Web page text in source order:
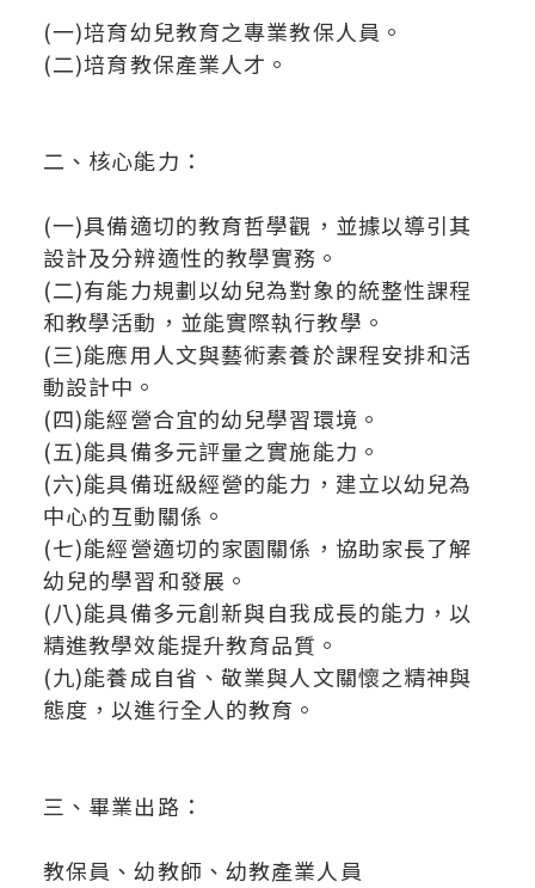
(一)培育幼兒教育之專業教保人員。
(二)培育教保產業人才。
二、核心能力：
(一)具備適切的教育哲學觀，並據以導引其
設計及分辨適性的教學實務。
(二)有能力規劃以幼兒為對象的統整性課程
和教學活動，並能實際執行教學。
(三)能應用人文與藝術素養於課程安排和活
動設計中。
(四)能經營合宜的幼兒學習環境。
(五)能具備多元評量之實施能力。
(六)能具備班級經營的能力，建立以幼兒為
中心的互動關係。
(七)能經營適切的家園關係，協助家長了解
幼兒的學習和發展。
(八)能具備多元創新與自我成長的能力，以
精進教學效能提升教育品質。
(九)能養成自省、敬業與人文關懷之精神與
態度，以進行全人的教育。
三、畢業出路：
教保員、幼教師、幼教產業人員